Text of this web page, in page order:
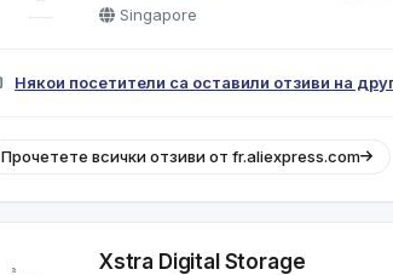
Singapore
Някои посетители са оставили отзиви на
Прочетете всички отзиви от fr.aliexpress.com
Xstra Digital Storage